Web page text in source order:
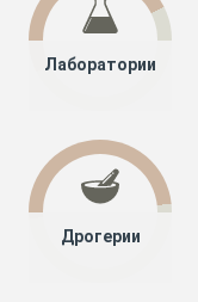
Лаборатории
Дрогерии